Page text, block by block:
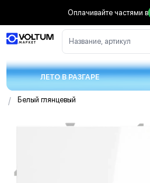
Оплачивайте частями в
Название, артикул
ЛЕТО В РАЗГАРЕ
/ Белый глянцевый